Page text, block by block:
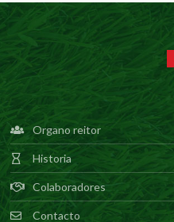
Organo reitor
Historia
Colaboradores
Contacto